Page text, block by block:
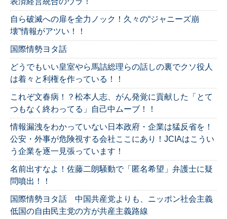
自ら破滅への扉を全力ノック！久々の“ジャニーズ崩
壊”情報がアツい！！
国際情勢ヨタ話
どうでもいい皇室やら馬詰総理らの話しの裏でクソ役人
は着々と利権を作っている！！
これぞ文春病！？松本人志、がん発覚に貢献した「とて
つもなく終わってる」自己中ムーブ！！
情報漏洩をわかっていない日本政府・企業は猛反省を！
公安・外事が危険視する会社ここにあり！JCIAはこうい
う企業を逐一見張っています！
名前出すなよ！佐藤二朗騒動で「匿名希望」弁護士に疑
問噴出！！
国際情勢ヨタ話 中国共産党よりも、ニッポン社会主義
低国の自由民主党の方が共産主義路線